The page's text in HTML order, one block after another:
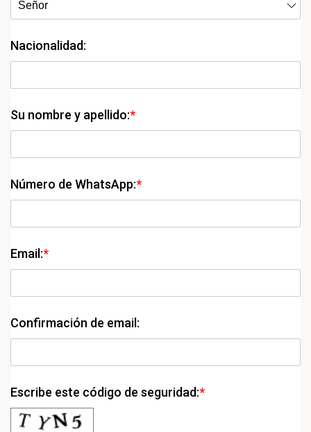
Nacionalidad:
Su nombre y apellido:*
Número de WhatsApp:*
Email:*
Confirmación de email:
Escribe este código de seguridad:*